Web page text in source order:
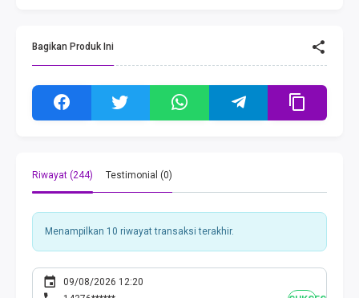
Bagikan Produk Ini
Riwayat (244) Testimonial (0)
Menampilkan 10 riwayat transaksi terakhir.
09/08/2026 12:20